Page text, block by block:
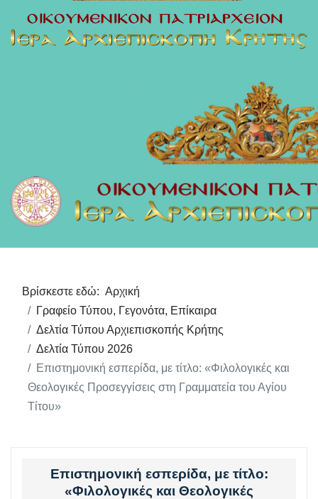
Βρίσκεστε εδώ: Αρχική
Γραφείο Τύπου, Γεγονότα, Επίκαιρα
Δελτία Τύπου Αρχιεπισκοπής Κρήτης
Δελτία Τύπου 2026
Eπιστημονική εσπερίδα, με τίτλο: «Φιλολογικές και
Θεολογικές Προσεγγίσεις στη Γραμματεία του Αγίου
Τίτου»
Eπιστημονική εσπερίδα, με τίτλο:
«Φιλολογικές και Θεολογικές